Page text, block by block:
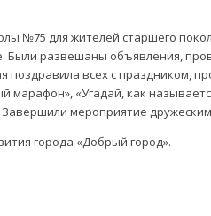
№75 для жителей старшего
Были развешаны объявления,
всех с праздником,
марафон», «Угадай, как
мероприятие
города «Добрый город».